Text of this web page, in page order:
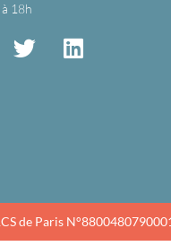
à 18h
de Paris